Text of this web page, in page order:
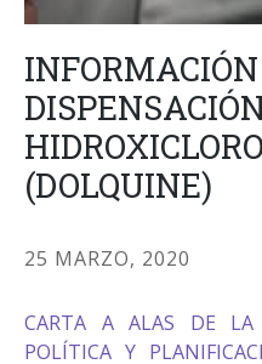
(DOLQUINE)
25 MARZO, 2020
CARTA A ALAS DE LA
POLÍTICA Y